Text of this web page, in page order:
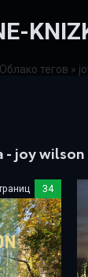
Облако тегов »
- joy wilson
34